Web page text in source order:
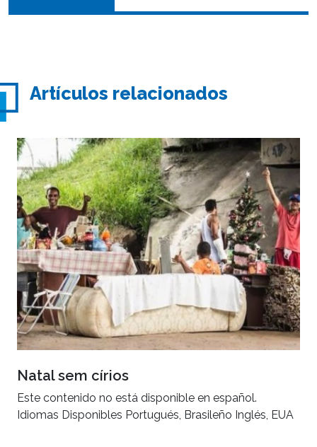
Artículos relacionados
Natal sem círios
Este contenido no está disponible en español.
Idiomas Disponibles Portugués, Brasileño Inglés, EUA